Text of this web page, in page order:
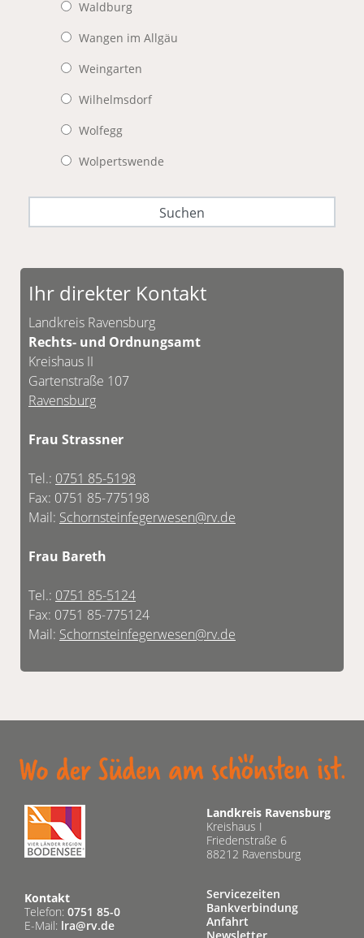
Waldburg
Wangen im Allgäu
Weingarten
Wilhelmsdorf
Wolfegg
Wolpertswende
Ihr direkter Kontakt
Landkreis Ravensburg
Rechts- und Ordnungsamt
Kreishaus II
Gartenstraße 107
Ravensburg
Frau Strassner
Tel.: 0751 85-5198
Fax: 0751 85-775198
Mail: Schornsteinfegerwesen@rv.de
Frau Bareth
Tel.: 0751 85-5124
Fax: 0751 85-775124
Mail: Schornsteinfegerwesen@rv.de
Landkreis Ravensburg
Kreishaus I
Friedenstraße 6
88212 Ravensburg
Kontakt
Telefon: 0751 85-0
E-Mail: lra@rv.de
Servicezeiten
Bankverbindung
Anfahrt